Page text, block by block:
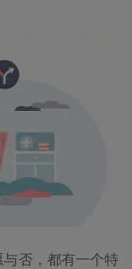
否，都有一个特